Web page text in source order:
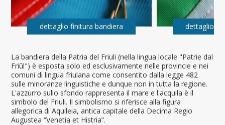
La bandiera della Patria del Friuli (nella lingua locale "Patrie dal
Friûl") è esposta solo ed esclusivamente nelle provincie e nei
comuni di lingua friulana come consentito dalla legge 482
sulle minoranze linguistiche e dunque non in tutta la regione.
L'azzurro sullo sfondo rappresenta il mare e l'acquila è il
simbolo del Friuli. Il simbolismo si riferisce alla figura
allegorica di Aquileia, antica capitale della Decima Regio
Augustea “Venetia et Histria”.
dettaglio finitura bandiera dettaglio